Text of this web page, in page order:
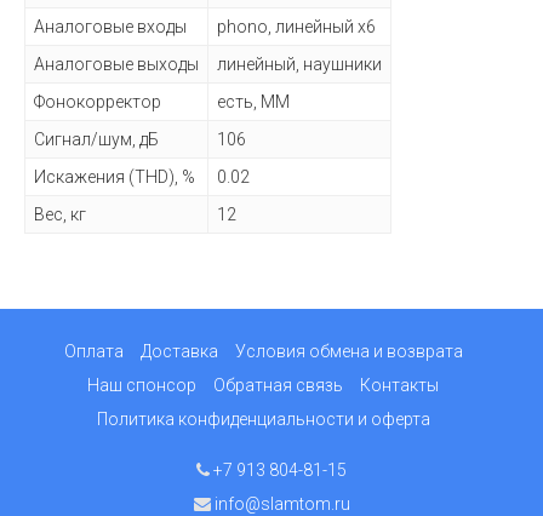
Аналоговые входы
phono, линейный x6
Аналоговые выходы
линейный, наушники
Фонокорректор
есть, MM
Сигнал/шум, дБ
106
Искажения (THD), %
0.02
Вес, кг
12
Оплата Доставка
Условия обмена и возврата
Наш спонсор
Обратная связь
Контакты
Политика конфиденциальности и оферта
+7 913 804-81-15
info@slamtom.ru